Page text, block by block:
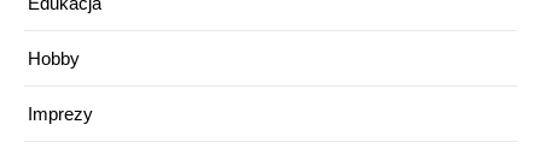
Hobby
Imprezy